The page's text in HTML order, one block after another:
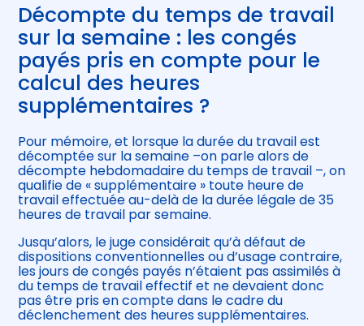
Décompte du temps de travail
sur la semaine : les congés
payés pris en compte pour le
calcul des heures
supplémentaires ?
Pour mémoire, et lorsque la durée du travail est
décomptée sur la semaine –on parle alors de
décompte hebdomadaire du temps de travail –, on
qualifie de « supplémentaire » toute heure de
travail effectuée au-delà de la durée légale de 35
heures de travail par semaine.
Jusqu’alors, le juge considérait qu’à défaut de
dispositions conventionnelles ou d’usage contraire,
les jours de congés payés n’étaient pas assimilés à
du temps de travail effectif et ne devaient donc
pas être pris en compte dans le cadre du
déclenchement des heures supplémentaires.